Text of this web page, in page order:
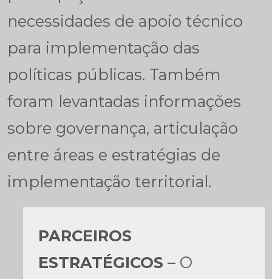
necessidades de apoio técnico
para implementação das
políticas públicas. Também
foram levantadas informações
sobre governança, articulação
entre áreas e estratégias de
implementação territorial.
PARCEIROS
ESTRATÉGICOS – O